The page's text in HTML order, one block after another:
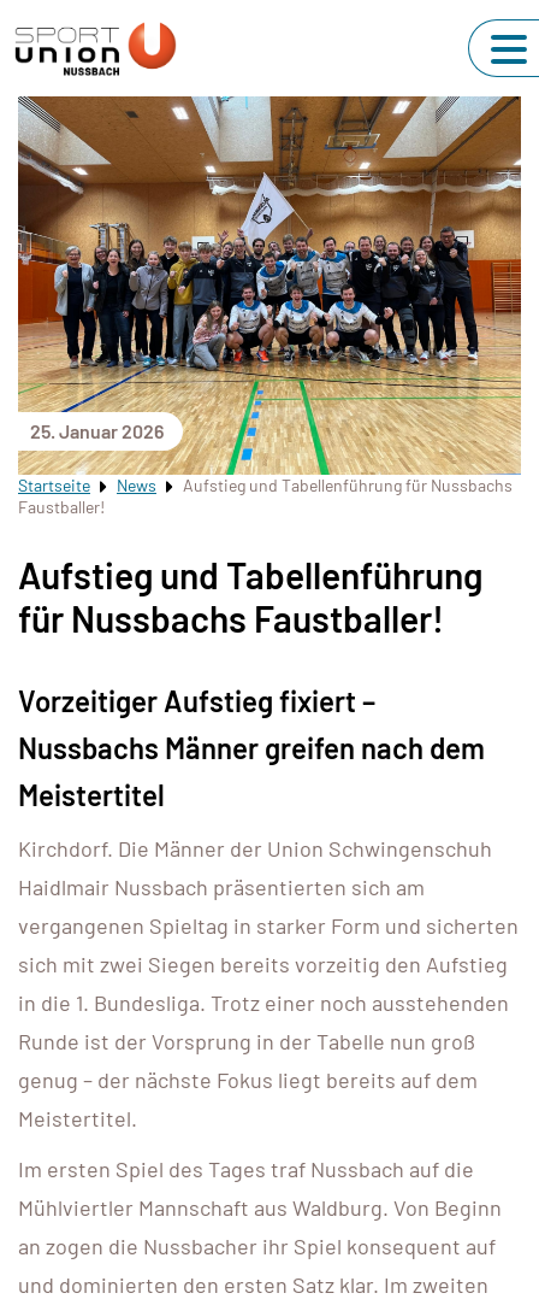
25. Januar 2026
Startseite News
Aufstieg und Tabellenführung für Nussbachs
Faustballer!
Aufstieg und Tabellenführung
für Nussbachs Faustballer!
Vorzeitiger Aufstieg fixiert –
Nussbachs Männer greifen nach dem
Meistertitel
Kirchdorf. Die Männer der Union Schwingenschuh
Haidlmair Nussbach präsentierten sich am
vergangenen Spieltag in starker Form und sicherten
sich mit zwei Siegen bereits vorzeitig den Aufstieg
in die 1. Bundesliga. Trotz einer noch ausstehenden
Runde ist der Vorsprung in der Tabelle nun groß
genug – der nächste Fokus liegt bereits auf dem
Meistertitel.
Im ersten Spiel des Tages traf Nussbach auf die
Mühlviertler Mannschaft aus Waldburg. Von Beginn
an zogen die Nussbacher ihr Spiel konsequent auf
und dominierten den ersten Satz klar. Im zweiten